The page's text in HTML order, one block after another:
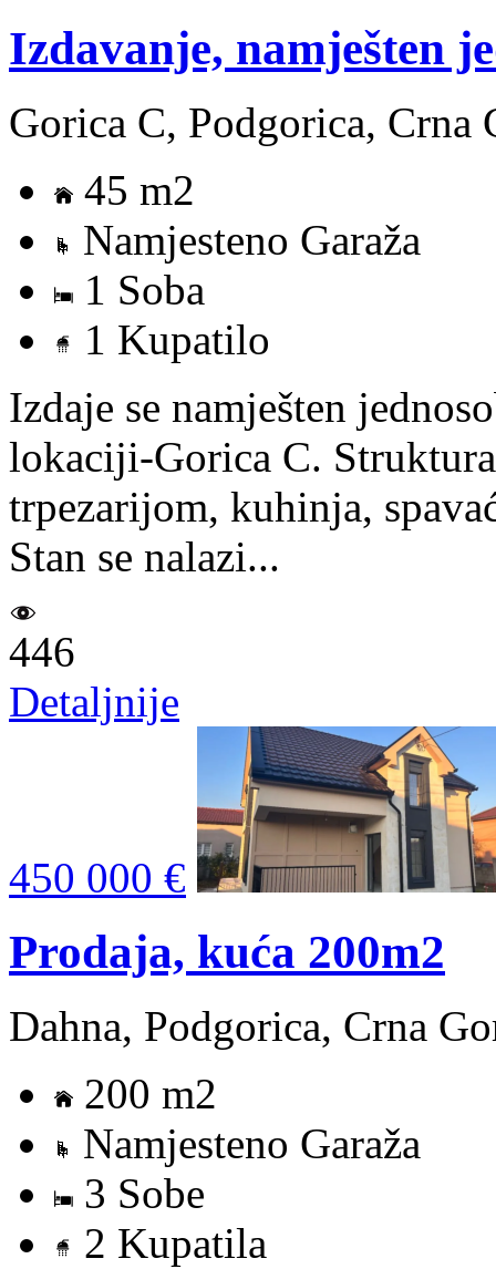
Izdavanje, namješten
Gorica C, Podgorica, Crna
45 m2
Namjesteno Garaža
1 Soba
1 Kupatilo
Izdaje se namješten
lokaciji-Gorica C. Struktura
trpezarijom, kuhinja,
Stan se nalazi...
446
Detaljnije
450 000 €
Prodaja, kuća 200m2
Dahna, Podgorica, Crna
200 m2
Namjesteno Garaža
3 Sobe
2 Kupatila